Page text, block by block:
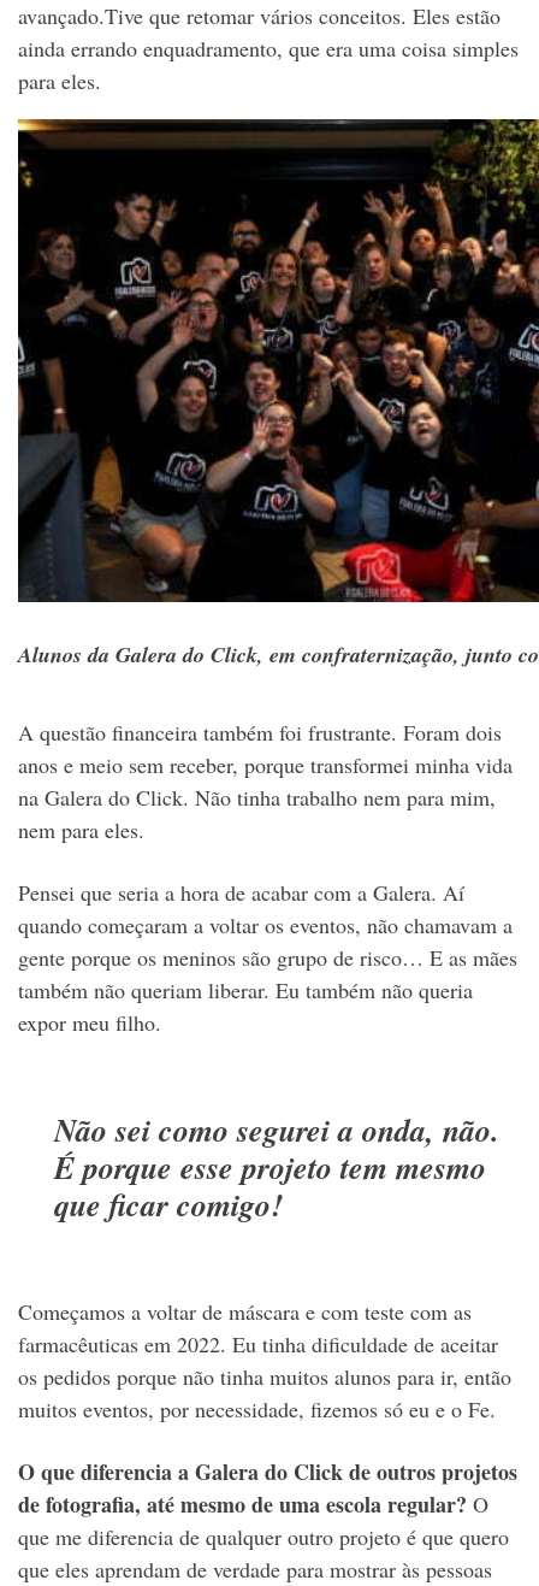
avançado.Tive que retomar vários conceitos. Eles estão
ainda errando enquadramento, que era uma coisa simples
para eles.
Alunos da Galera do Click, em confraternização, junto
A questão financeira também foi frustrante. Foram dois
anos e meio sem receber, porque transformei minha vida
na Galera do Click. Não tinha trabalho nem para mim,
nem para eles.
Pensei que seria a hora de acabar com a Galera. Aí
quando começaram a voltar os eventos, não chamavam a
gente porque os meninos são grupo de risco… E as mães
também não queriam liberar. Eu também não queria
expor meu filho.
Não sei como segurei a onda, não.
É porque esse projeto tem mesmo
que ficar comigo!
Começamos a voltar de máscara e com teste com as
farmacêuticas em 2022. Eu tinha dificuldade de aceitar
os pedidos porque não tinha muitos alunos para ir, então
muitos eventos, por necessidade, fizemos só eu e o Fe.
O que diferencia a Galera do Click de outros projetos
de fotografia, até mesmo de uma escola regular? O
que me diferencia de qualquer outro projeto é que quero
que eles aprendam de verdade para mostrar às pessoas